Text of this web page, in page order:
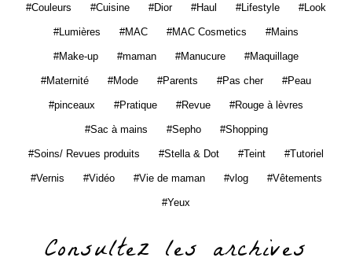
Couleurs Cuisine Dior Haul Lifestyle Look
Lumières MAC MAC Cosmetics Mains
Make-up maman Manucure Maquillage
Maternité Mode Parents Pas cher Peau
pinceaux Pratique Revue Rouge à lèvres
Sac à mains Sepho Shopping
Soins/ Revues produits Stella & Dot Teint Tutoriel
Vernis Vidéo Vie de maman vlog Vêtements
Yeux
Consultez les archives